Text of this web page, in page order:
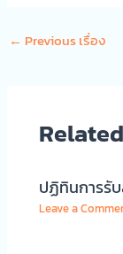
← Previous เรื่อง
ปฏิทินการรั
Leave a